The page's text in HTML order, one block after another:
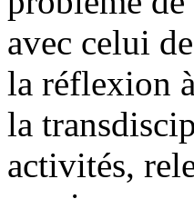
avec celui
la réflexion
la
activités,